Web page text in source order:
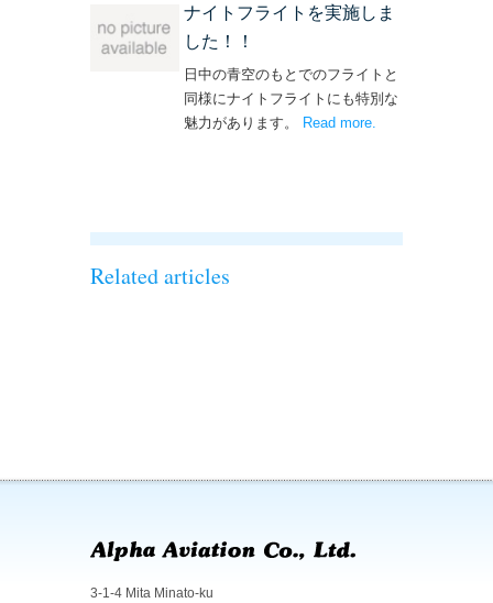
ナイトフライトを実施しま
した！！
日中の青空のもとでのフライトと
同様にナイトフライトにも特別な
魅力があります。
Read more
Related articles
3-1-4 Mita Minato-ku